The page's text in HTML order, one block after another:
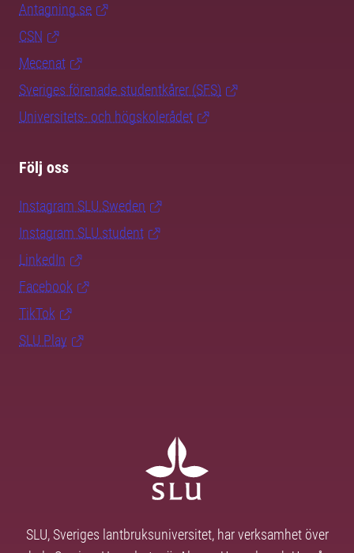
Antagning.se
CSN
Mecenat
Sveriges förenade studentkårer (SFS)
Universitets- och högskolerådet
Följ oss
Instagram SLU.Sweden
Instagram SLU.student
LinkedIn
Facebook
TikTok
SLU Play
SLU, Sveriges lantbruksuniversitet, har verksamhet över